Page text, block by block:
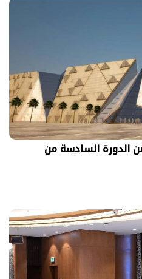
الدورة السادسة من